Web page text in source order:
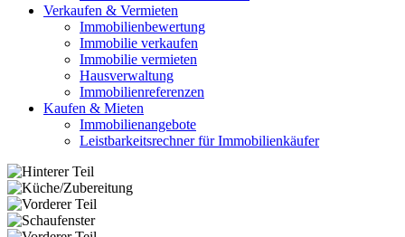
Verkaufen & Vermieten
Immobilienbewertung
Immobilie verkaufen
Immobilie vermieten
Hausverwaltung
Immobilienreferenzen
Kaufen & Mieten
Immobilienangebote
Leistbarkeitsrechner für Immobilienkäufer